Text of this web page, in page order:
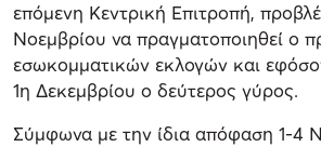
επόμενη Κεντρική Επιτροπή,
Νοεμβρίου να πραγματοποιηθεί ο
εσωκομματικών εκλογών και
1η Δεκεμβρίου ο δεύτερος γύρος.
Σύμφωνα με την ίδια απόφαση 1-4